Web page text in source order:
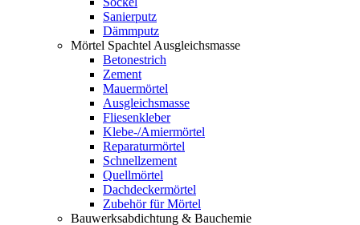
Sanierputz
Dämmputz
Mörtel Spachtel Ausgleichsmasse
Betonestrich
Zement
Mauermörtel
Ausgleichsmasse
Fliesenkleber
Klebe-/Amiermörtel
Reparaturmörtel
Schnellzement
Quellmörtel
Dachdeckermörtel
Zubehör für Mörtel
Bauwerksabdichtung & Bauchemie